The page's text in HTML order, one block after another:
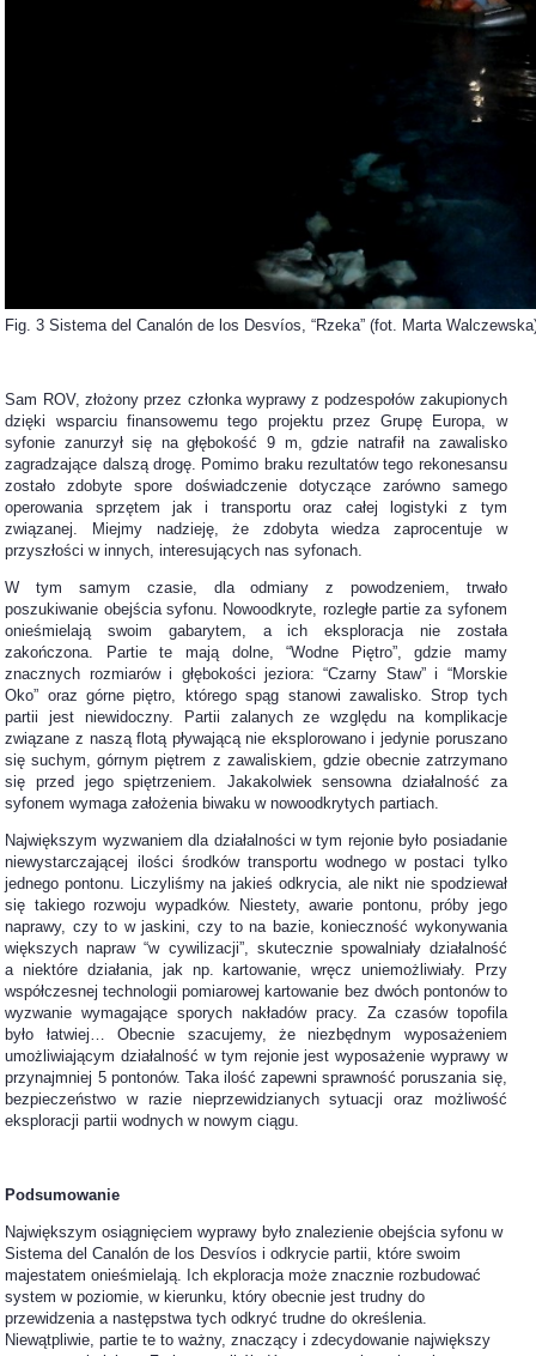
Fig. 3 Sistema del Canalón de los Desvíos, “Rzeka” (fot. Marta
Sam ROV, złożony przez członka wyprawy z podzespołów zakupionych
dzięki wsparciu finansowemu tego projektu przez Grupę Europa, w
syfonie zanurzył się na głębokość 9 m, gdzie natrafił na zawalisko
zagradzające dalszą drogę. Pomimo braku rezultatów tego rekonesansu
zostało zdobyte spore doświadczenie dotyczące zarówno samego
operowania sprzętem jak i transportu oraz całej logistyki z tym
związanej. Miejmy nadzieję, że zdobyta wiedza zaprocentuje w
przyszłości w innych, interesujących nas syfonach.
W tym samym czasie, dla odmiany z powodzeniem, trwało
poszukiwanie obejścia syfonu. Nowoodkryte, rozległe partie za syfonem
onieśmielają swoim gabarytem, a ich eksploracja nie została
zakończona. Partie te mają dolne, “Wodne Piętro”, gdzie mamy
znacznych rozmiarów i głębokości jeziora: “Czarny Staw” i “Morskie
Oko” oraz górne piętro, którego spąg stanowi zawalisko. Strop tych
partii jest niewidoczny. Partii zalanych ze względu na komplikacje
związane z naszą flotą pływającą nie eksplorowano i jedynie poruszano
się suchym, górnym piętrem z zawaliskiem, gdzie obecnie zatrzymano
się przed jego spiętrzeniem. Jakakolwiek sensowna działalność za
syfonem wymaga założenia biwaku w nowoodkrytych partiach.
Największym wyzwaniem dla działalności w tym rejonie było posiadanie
niewystarczającej ilości środków transportu wodnego w postaci tylko
jednego pontonu. Liczyliśmy na jakieś odkrycia, ale nikt nie spodziewał
się takiego rozwoju wypadków. Niestety, awarie pontonu, próby jego
naprawy, czy to w jaskini, czy to na bazie, konieczność wykonywania
większych napraw “w cywilizacji”, skutecznie spowalniały działalność
a niektóre działania, jak np. kartowanie, wręcz uniemożliwiały. Przy
współczesnej technologii pomiarowej kartowanie bez dwóch pontonów to
wyzwanie wymagające sporych nakładów pracy. Za czasów topofila
było łatwiej… Obecnie szacujemy, że niezbędnym wyposażeniem
umożliwiającym działalność w tym rejonie jest wyposażenie wyprawy w
przynajmniej 5 pontonów. Taka ilość zapewni sprawność poruszania się,
bezpieczeństwo w razie nieprzewidzianych sytuacji oraz możliwość
eksploracji partii wodnych w nowym ciągu.
Podsumowanie
Największym osiągnięciem wyprawy było znalezienie obejścia syfonu w
Sistema del Canalón de los Desvíos i odkrycie partii, które swoim
majestatem onieśmielają. Ich ekploracja może znacznie rozbudować
system w poziomie, w kierunku, który obecnie jest trudny do
przewidzenia a następstwa tych odkryć trudne do określenia.
Niewątpliwie, partie te to ważny, znaczący i zdecydowanie największy